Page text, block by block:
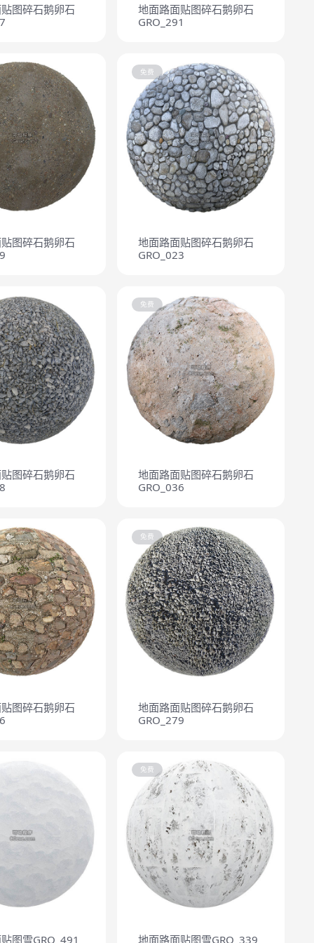
图碎石鹅卵石
地面路面贴图碎石鹅卵石
GRO_291
图碎石鹅卵石
免费
地面路面贴图碎石鹅卵石
GRO_023
图碎石鹅卵石
免费
地面路面贴图碎石鹅卵石
GRO_036
图碎石鹅卵石
免费
地面路面贴图碎石鹅卵石
GRO_279
图雪GRO_491
免费
地面路面贴图雪GRO_339